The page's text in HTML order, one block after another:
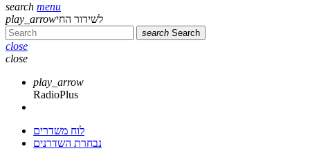
search menu
play_arrowלשידור החי
search Search
close
close
play_arrow
RadioPlus
לוח משדרים
נבחרת השדרנים